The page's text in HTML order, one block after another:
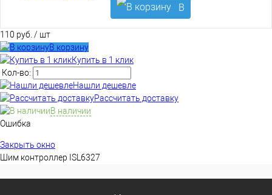
В
корзину
110 руб. / шт
В корзину
Купить в 1 клик
Кол-во:
Нашли дешевле
Рассчитать доставку
В наличии
Ошибка
Закрыть окно
Шим контроллер ISL6327